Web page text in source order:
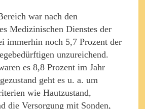
war nach den
Medizinischen Dienstes der
immerhin noch 5,7 Prozent der
unzureichend.
es 8,8 Prozent im Jahr
geht es u. a. um
wie Hautzustand,
die Versorgung mit Sonden,